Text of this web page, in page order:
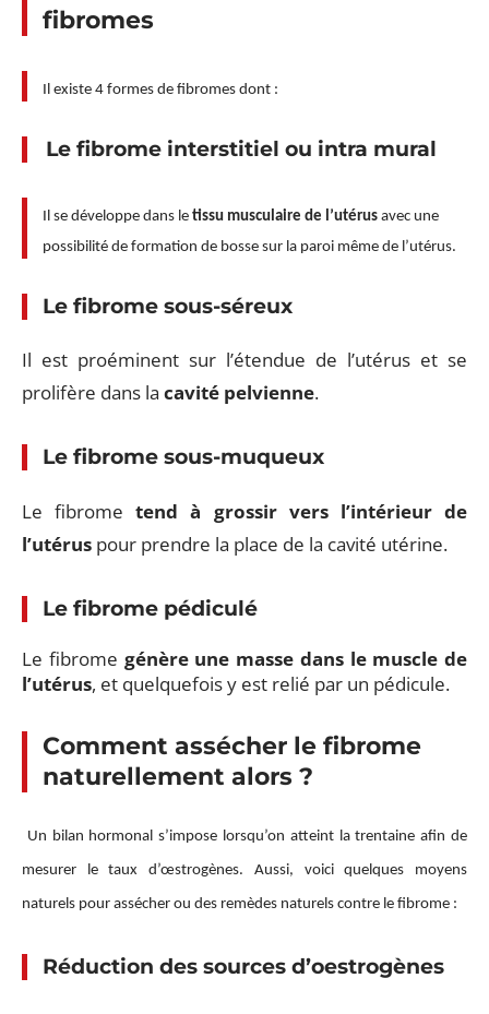
fibromes
Il existe 4 formes de fibromes dont :
Le fibrome interstitiel ou intra mural
Il se développe dans le tissu musculaire de l’utérus avec une
possibilité de formation de bosse sur la paroi même de l’utérus.
Le fibrome sous-séreux
Il est proéminent sur l’étendue de l’utérus et se
prolifère dans la cavité pelvienne.
Le fibrome sous-muqueux
Le fibrometend à grossir vers l’intérieur de
l’utérus pour prendre la place de la cavité utérine.
Le fibrome pédiculé
Le fibrome génère une masse dans le muscle de
l’utérus, et quelquefois y est relié par un pédicule.
Comment assécher le fibrome
naturellement alors ?
Un bilan hormonal s’impose lorsqu’on atteint la trentaine afin de
mesurer le taux d’œstrogènes. Aussi, voici quelques moyens
naturels pour assécher ou des remèdes naturels contre le fibrome :
Réduction des sources d’oestrogènes